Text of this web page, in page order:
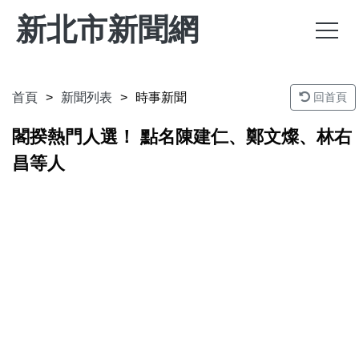
新北市新聞網
首頁 新聞列表 時事新聞 回首頁
閣揆熱門人選！ 點名陳建仁、鄭文燦、林右
昌等人